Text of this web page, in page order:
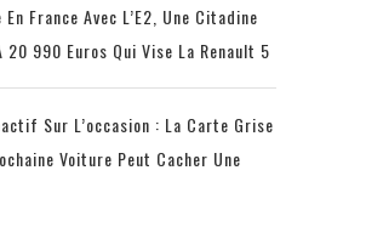
France Avec L’E2, Une Citadine
20 990 Euros Qui Vise La Renault 5
Sur L’occasion : La Carte Grise
Voiture Peut Cacher Une